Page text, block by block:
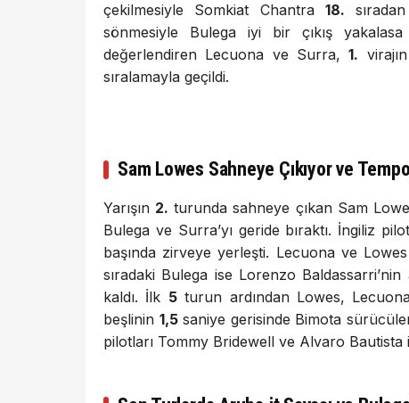
çekilmesiyle Somkiat Chantra18.
sönmesiyle Bulega iyi bir çıkış
değerlendiren Lecuona ve Surra,1.
sıralamayla geçildi.
Sam Lowes Sahneye Çıkıyor ve
Yarışın 2. turunda sahneye çıkan Sam
Bulega ve Surra’yı geride bıraktı. İngiliz
başında zirveye yerleşti. Lecuona ve
sıradaki Bulega ise Lorenzo
kaldı. İlk 5turun ardından Lowes,
beşlinin 1,5saniye gerisinde Bimota
pilotları Tommy Bridewell ve Alvaro Bautista